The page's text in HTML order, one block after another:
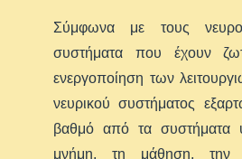
Σύμφωνα με τους
συστήματα που έχουν
ενεργοποίηση των
νευρικού συστήματος
βαθμό από τα συστήματα
μνήμη, τη μάθηση, την